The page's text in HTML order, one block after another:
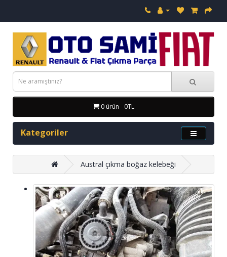
0 ürün - 0TL
Kategoriler
Austral çıkma boğaz kelebeği